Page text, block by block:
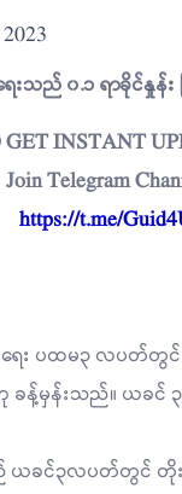
ေးသည် ၀.၁ ရာခိုင်နှုန်
GET INSTANT
Join Telegram
https://t.me/
ရေး ပထမ၃ လပတ်တွင်
ခန့်မှန်းသည်။ ယခင်
ယခင်၃လပတ်တွင် တို